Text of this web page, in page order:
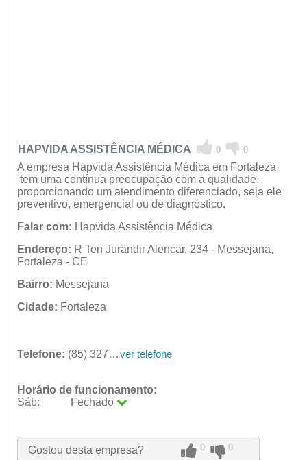
HAPVIDA ASSISTÊNCIA MÉDICA 0 0
A empresa Hapvida Assistência Médica em Fortaleza
tem uma contínua preocupação com a qualidade,
proporcionando um atendimento diferenciado, seja ele
preventivo, emergencial ou de diagnóstico.
Falar com: Hapvida Assistência Médica
Endereço: R Ten Jurandir Alencar, 234 - Messejana,
Fortaleza - CE
Bairro: Messejana
Cidade: Fortaleza
Telefone: (85) 3276-7536 ver telefone
Horário de funcionamento:
Sáb:
Fechado
Qua:
09:00 - 18:00
Qui:
09:00 - 18:00
Gostou desta empresa? 0 0